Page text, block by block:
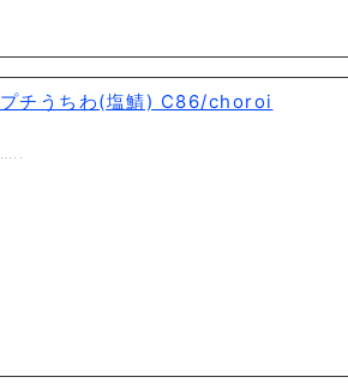
プチうちわ(塩鯖) C86/choroi
…..